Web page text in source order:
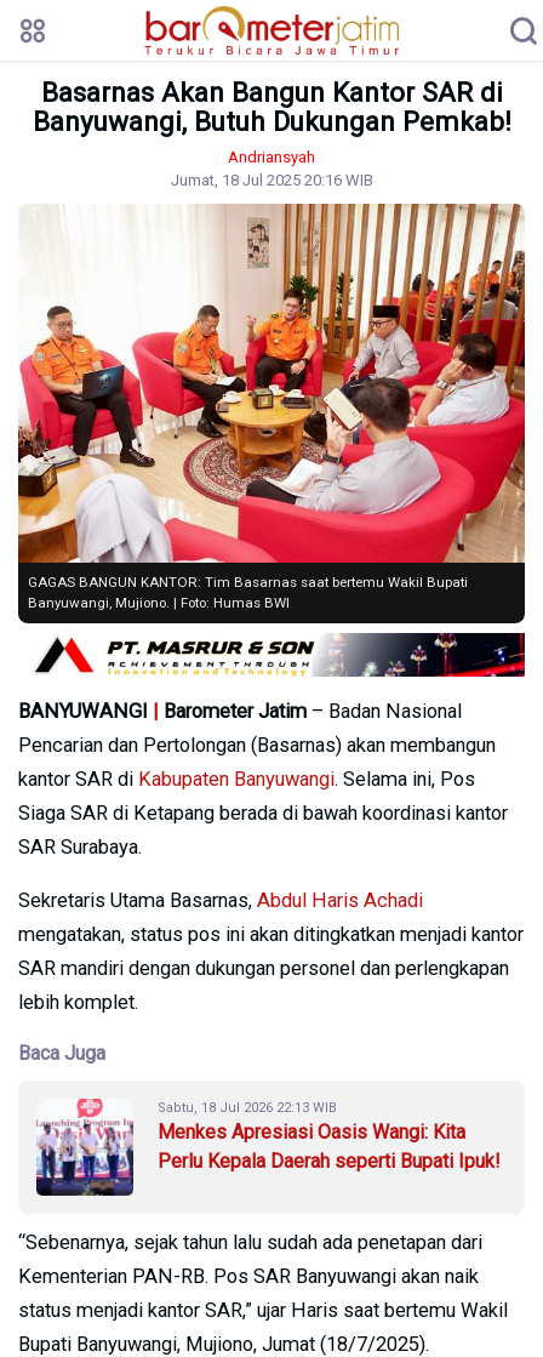
Basarnas Akan Bangun Kantor SAR di
Banyuwangi, Butuh Dukungan Pemkab!
Andriansyah
Jumat, 18 Jul 2025 20:16 WIB
GAGAS BANGUN KANTOR: Tim Basarnas saat bertemu Wakil Bupati
Banyuwangi, Mujiono. | Foto: Humas BWI
BANYUWANGI | Barometer Jatim – Badan Nasional
Pencarian dan Pertolongan (Basarnas) akan membangun
kantor SAR di Kabupaten Banyuwangi. Selama ini, Pos
Siaga SAR di Ketapang berada di bawah koordinasi kantor
SAR Surabaya.
Sekretaris Utama Basarnas, Abdul Haris Achadi
mengatakan, status pos ini akan ditingkatkan menjadi kantor
SAR mandiri dengan dukungan personel dan perlengkapan
lebih komplet.
Baca Juga
Sabtu, 18 Jul 2026 22:13 WIB
Menkes Apresiasi Oasis Wangi: Kita
Perlu Kepala Daerah seperti Bupati Ipuk!
“Sebenarnya, sejak tahun lalu sudah ada penetapan dari
Kementerian PAN-RB. Pos SAR Banyuwangi akan naik
status menjadi kantor SAR,” ujar Haris saat bertemu Wakil
Bupati Banyuwangi, Mujiono, Jumat (18/7/2025).